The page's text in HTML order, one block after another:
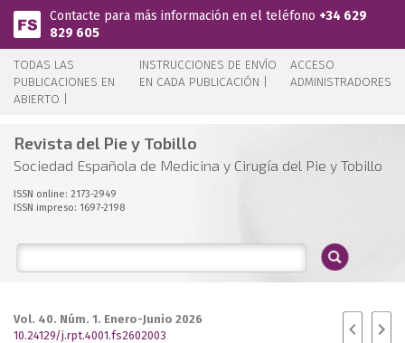
Pasar al contenido principal
Contacte para más información en el teléfono +34 629
829 605
TODAS LAS
PUBLICACIONES EN
ABIERTO |
INSTRUCCIONES DE ENVÍO
EN CADA PUBLICACIÓN |
ACCESO
ADMINISTRADORES
Revista del Pie y Tobillo
Sociedad Española de Medicina y Cirugía del Pie y Tobillo
ISSN online: 2173-2949
ISSN impreso: 1697-2198
Vol. 40. Núm. 1. Enero-Junio 2026
10.24129/j.rpt.4001.fs2602003